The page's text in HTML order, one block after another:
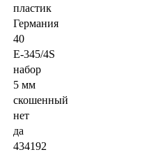
пластик
Германия
40
E-345/4S
набор
5 мм
скошенный
нет
да
434192